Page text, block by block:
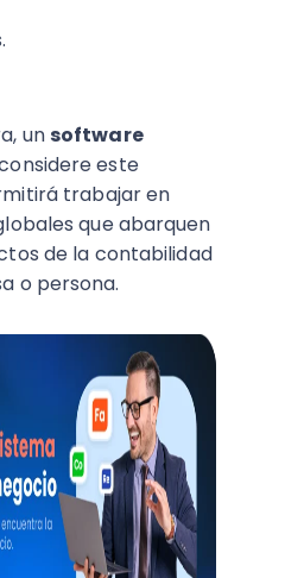
un software
este
trabajar en
que abarquen
de la contabilidad
o persona.